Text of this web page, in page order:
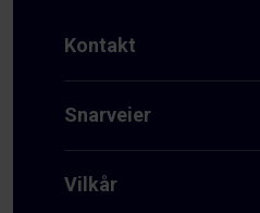
Kontakt
Snarveier
Vilkår